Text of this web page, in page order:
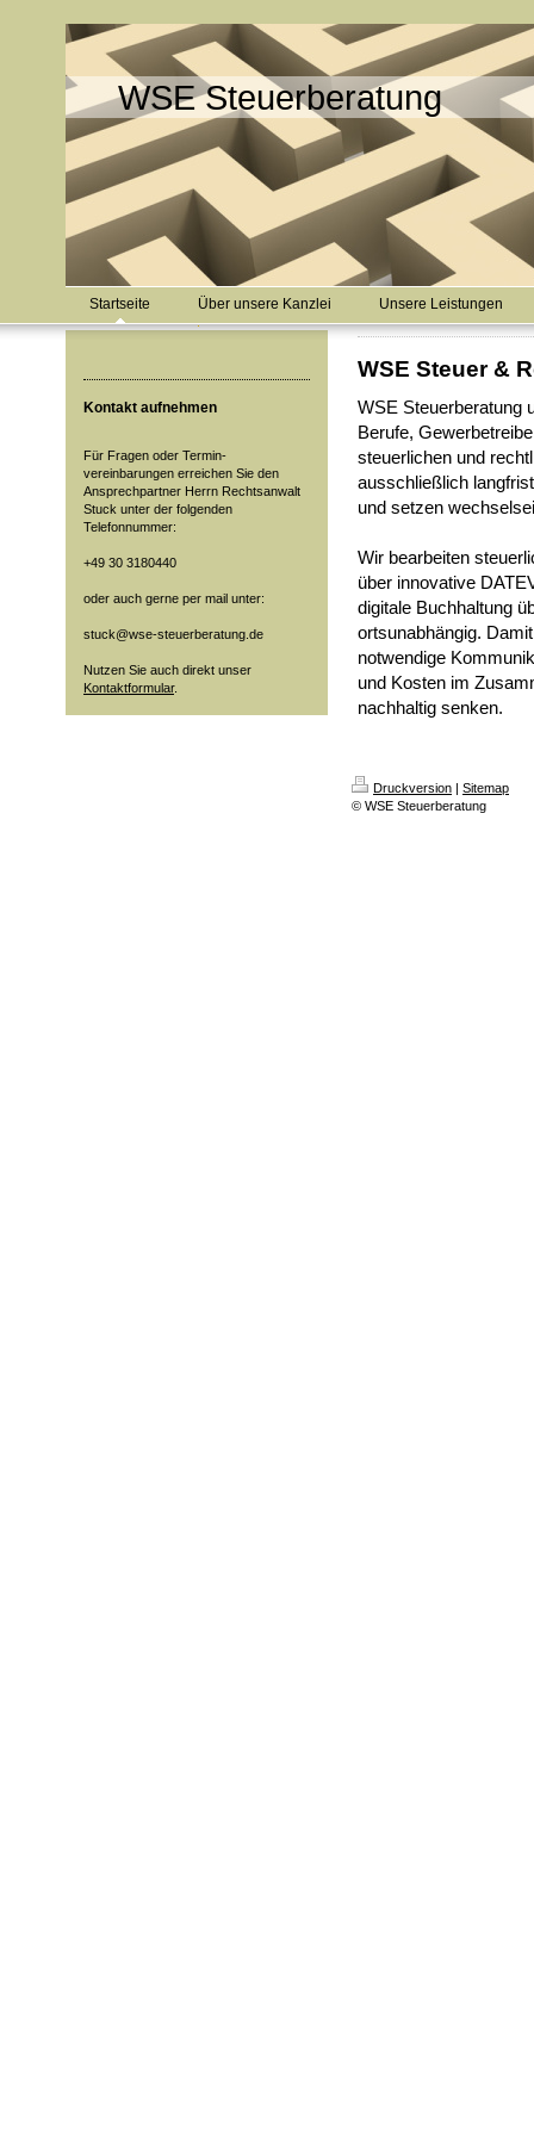
WSE Steuerberatung
Startseite Über unsere Kanzlei Unsere Leistungen
Kontakt aufnehmen
Für Fragen oder Termin-
vereinbarungen erreichen Sie den
Ansprechpartner Herrn Rechtsanwalt
Stuck unter der folgenden
Telefonnummer:
+49 30 3180440
oder auch gerne per mail unter:
stuck@wse-steuerberatung.de
Nutzen Sie auch direkt unser
Kontaktformular.
WSE Steuer &
WSE Steuerberatung
Berufe,
steuerlichen und
ausschließlich
und setzen
Wir bearbeiten
über innovative
digitale Buchhaltung
ortsunabhängig.
notwendige
und Kosten im
nachhaltig senken.
Druckversion | Sitemap
© WSE Steuerberatung